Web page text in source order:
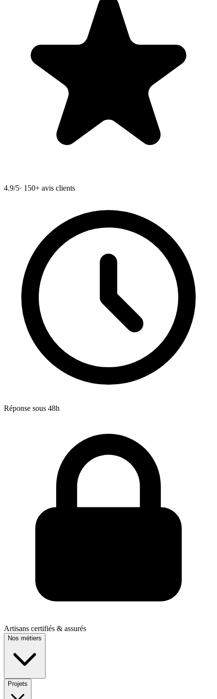
4.9/5· 150+ avis clients
Réponse sous 48h
Artisans certifiés & assurés
Nos métiers
Projets